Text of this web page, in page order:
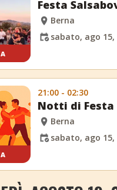
Festa
Berna
sabato, ago 15,
21:00 - 02:30
Notti di Festa
Berna
sabato, ago 15,